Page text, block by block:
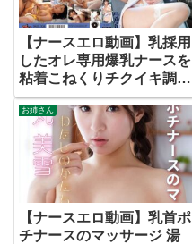
【ナースエロ動画】乳採用
したオレ専用爆乳ナースを
粘着こねくりチクイキ調教
弓乃りむ
お姉さん
【ナースエロ動画】乳首ポ
チナースのマッサージ 湯